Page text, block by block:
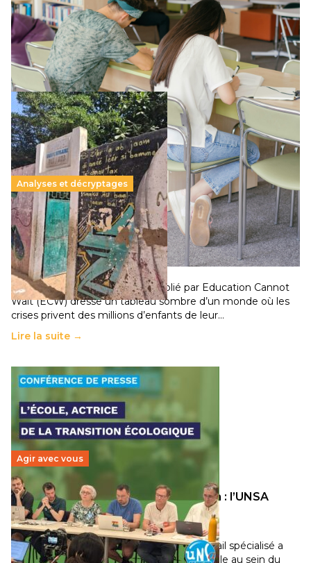
Le projet de loi sur la régulation de l’enseignement
supérieur privé met en lumière l’amplification d’un système
qui relègue l’acte pédagogique au superfétatoire, voire à…
Lire la suite →
Analyses et décryptages
258 millions d’enfants victimes de la guerre, des
chocs climatiques et des déplacements de
population
11 juillet 2026- National
Un nouveau rapport mondial publié par Education Cannot
Wait (ECW) dresse un tableau sombre d’un monde où les
crises privent des millions d’enfants de leur…
Lire la suite →
Agir avec vous
Transition écologique de l’éducation : l’UNSA
Éducation fait bouger les lignes
30 juin 2026-National
Pendant plusieurs mois, un groupe de travail spécialisé a
travaillé sur la transition écologique de l’Ecole au sein du